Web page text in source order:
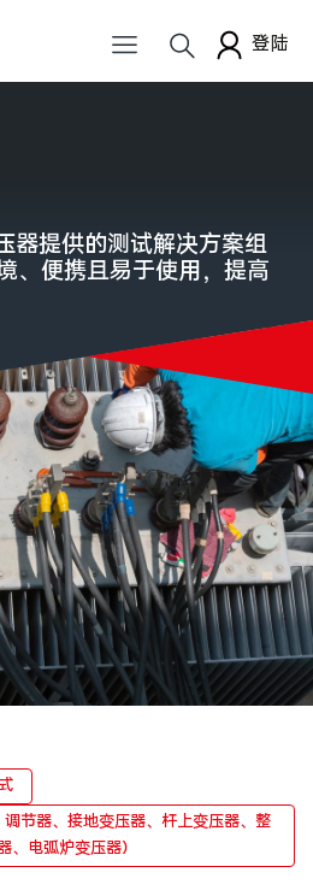
登陆
器提供的测试解决方案组
、便携且易于使用，提高
节器、接地变压器、杆上变压器、整
、电弧炉变压器）